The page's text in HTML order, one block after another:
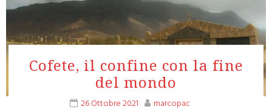
Cofete, il confine con la fine
del mondo
26 Ottobre 2021 marcopac